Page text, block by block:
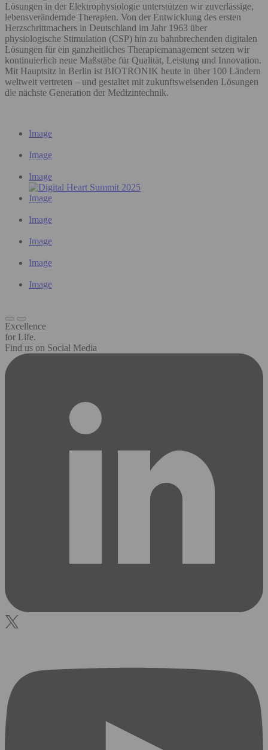
Lösungen in der Elektrophysiologie unterstützen wir zuverlässige,
lebensverändernde Therapien. Von der Entwicklung des ersten
Herzschrittmachers in Deutschland im Jahr 1963 über
physiologische Stimulation (CSP) hin zu bahnbrechenden digitalen
Lösungen für ein ganzheitliches Therapiemanagement setzen wir
kontinuierlich neue Maßstäbe für Qualität, Leistung und Innovation.
Mit Hauptsitz in Berlin ist BIOTRONIK heute in über 100 Ländern
weltweit vertreten – und gestaltet mit zukunftsweisenden Lösungen
die nächste Generation der Medizintechnik.
Image
Image
Image
Image
Image
Image
Image
Image
Excellence
for Life.
Find us on Social Media